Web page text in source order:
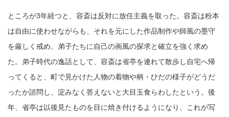
ところが3年経つと、容斎は反対に放任主義を取った。容斎は粉本
は自由に使わせながらも、それを元にした作品制作や師風の墨守
を厳しく戒め、弟子たちに自己の画風の探求と確立を強く求め
た。弟子時代の逸話として、容斎は省亭を連れて散歩し自宅へ帰
ってくると、町で見かけた人物の着物や柄・ひだの様子がどうだ
ったか諮問し、淀みなく答えないと大目玉食らわしたという。後
年、省亭は以後見たものを目に焼き付けるようになり、これが写